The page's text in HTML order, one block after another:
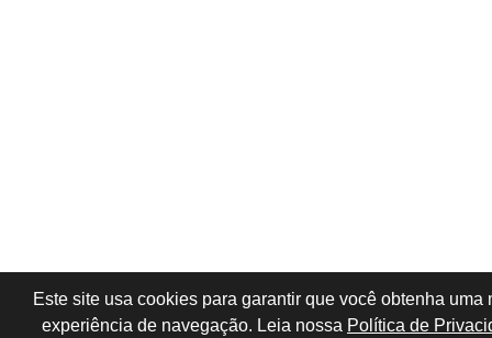
Este site usa cookies para garantir que você obtenha uma
experiência de navegação. Leia nossa Política de